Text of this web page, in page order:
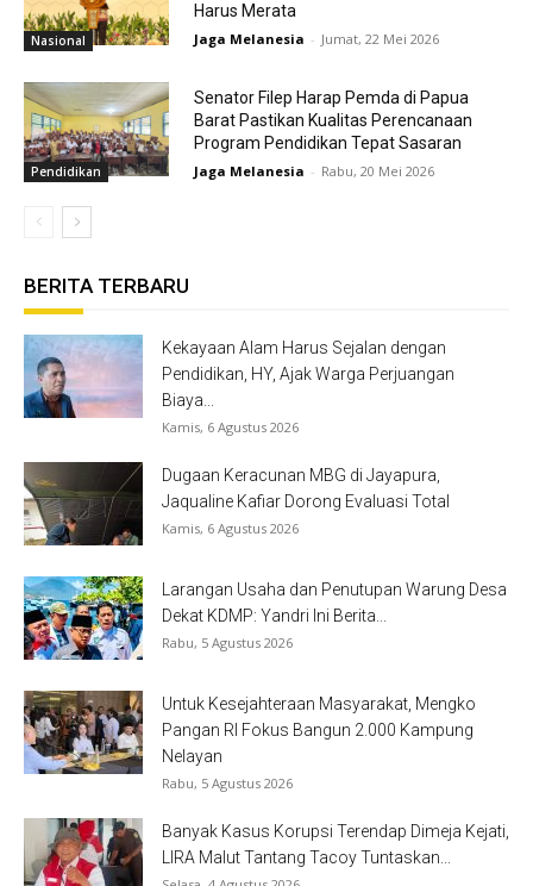
Nasional
Harus Merata
Jaga Melanesia - Jumat, 22 Mei 2026
Pendidikan
Senator Filep Harap Pemda di Papua
Barat Pastikan Kualitas Perencanaan
Program Pendidikan Tepat Sasaran
Jaga Melanesia - Rabu, 20 Mei 2026
BERITA TERBARU
Kekayaan Alam Harus Sejalan dengan
Pendidikan, HY, Ajak Warga Perjuangan
Biaya...
Kamis, 6 Agustus 2026
Dugaan Keracunan MBG di Jayapura,
Jaqualine Kafiar Dorong Evaluasi Total
Kamis, 6 Agustus 2026
Larangan Usaha dan Penutupan Warung Desa
Dekat KDMP: Yandri Ini Berita...
Rabu, 5 Agustus 2026
Untuk Kesejahteraan Masyarakat, Mengko
Pangan RI Fokus Bangun 2.000 Kampung
Nelayan
Rabu, 5 Agustus 2026
Banyak Kasus Korupsi Terendap Dimeja Kejati,
LIRA Malut Tantang Tacoy Tuntaskan...